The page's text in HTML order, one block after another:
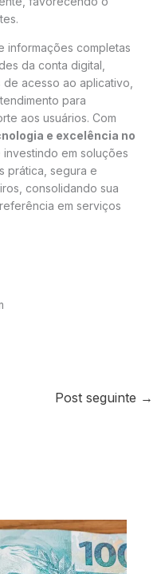
informações completas
da conta digital,
acesso ao aplicativo,
para
aos usuários. Com
e excelência no
investindo em soluções
prática, segura e
consolidando sua
em serviços
Post seguinte →